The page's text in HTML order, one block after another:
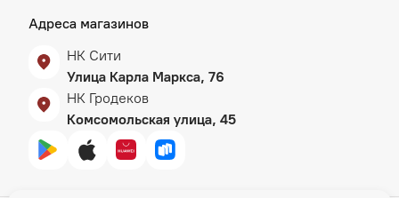
Адреса магазинов
НК Сити
Улица Карла Маркса, 76
НК Гродеков
Комсомольская улица, 45